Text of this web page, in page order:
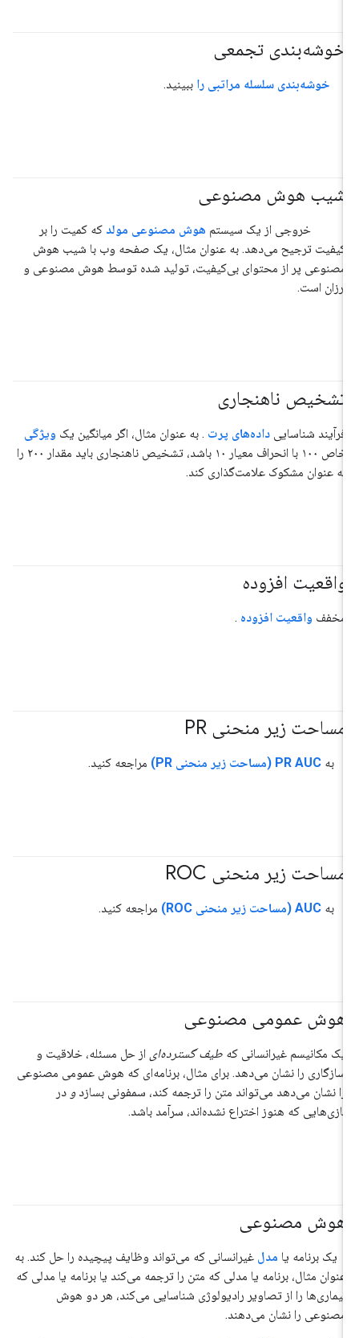
خوشه‌بندی تجمعی
خوشه‌بندی سلسله مراتبی را ببینید.
شیب هوش مصنوعی
#هوش_مصنوعی_تولیدی
خروجی از یک سیستم هوش مصنوعی مولد که کمیت را بر
کیفیت ترجیح می‌دهد. به عنوان مثال، یک صفحه وب با شیب هوش
مصنوعی پر از محتوای بی‌کیفیت، تولید شده توسط هوش مصنوعی و
ارزان است.
تشخیص ناهنجاری
فرآیند شناسایی داده‌های پرت . به عنوان مثال، اگر میانگین یک ویژگی
خاص ۱۰۰ با انحراف معیار ۱۰ باشد، تشخیص ناهنجاری باید مقدار ۲۰۰ را
به عنوان مشکوک علامت‌گذاری کند.
واقعیت افزوده
مخفف واقعیت افزوده .
مساحت زیر منحنی PR
به PR AUC (مساحت زیر منحنی PR) مراجعه کنید.
مساحت زیر منحنی ROC
به AUC (مساحت زیر منحنی ROC) مراجعه کنید.
هوش عمومی مصنوعی
یک مکانیسم غیرانسانی که طیف گسترده‌ای از حل مسئله، خلاقیت و
سازگاری را نشان می‌دهد. برای مثال، برنامه‌ای که هوش عمومی مصنوعی
را نشان می‌دهد می‌تواند متن را ترجمه کند، سمفونی بسازدو در
بازی‌هایی که هنوز اختراع نشده‌اند، سرآمد باشد.
هوش مصنوعی
یک برنامه یا مدل غیرانسانی که می‌تواند وظایف پیچیده را حل کند. به
عنوان مثال، برنامه یا مدلی که متن را ترجمه می‌کند یا برنامه یا مدلی که
بیماری‌ها را از تصاویر رادیولوژی شناسایی می‌کند، هر دو هوش
مصنوعی را نشان می‌دهند.